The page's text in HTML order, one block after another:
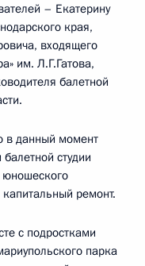
– Екатерину
края,
входящего
им. Л.Г.Гатова,
балетной
в данный момент
студии
юношеского
ремонт.
с подростками
парка